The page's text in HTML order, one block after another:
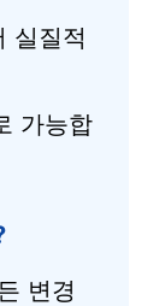
실질적
가능합
변경